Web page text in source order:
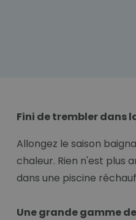
Fini de trembler dans
Allongez le saison
chaleur. Rien n'est plus
dans une piscine
Une grande gamme